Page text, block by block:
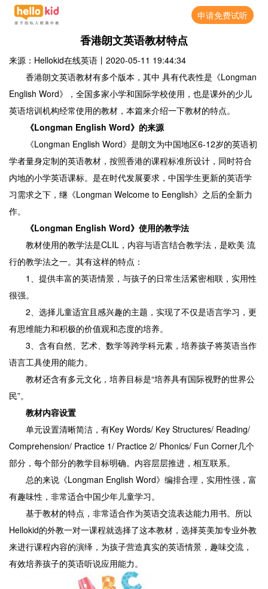
申请免费试听
香港朗文英语教材特点
来源：Hellokid在线英语 丨 2020-05-11 19:44:34
香港朗文英语教材有多个版本，其中 具有代表性是《Longman
English Word》，全国多家小学和国际学校使用，也是课外的少儿
英语培训机构经常使用的教材，本篇来介绍一下教材的特点。
《Longman English Word》的来源
《Longman English Word》是朗文为中国地区6-12岁的英语初
学者量身定制的英语教材，按照香港的课程标准所设计，同时符合
内地的小学英语课标。是在时代发展要求，中国学生更新的英语学
习需求之下，继《Longman Welcome to Eenglish》之后的全新力
作。
《Longman English Word》使用的教学法
教材使用的教学法是CLIL，内容与语言结合教学法，是欧美 流
行的教学法之一。其有这样的特点：
1、提供丰富的英语情景，与孩子的日常生活紧密相联，实用性
很强。
2、选择儿童适宜且感兴趣的主题，实现了不仅是语言学习，更
有思维能力和积极的价值观和态度的培养。
3、含有自然、艺术、数学等跨学科元素，培养孩子将英语当作
语言工具使用的能力。
教材还含有多元文化，培养目标是“培养具有国际视野的世界公
民”。
教材内容设置
单元设置清晰简洁，有Key Words/ Key Structures/ Reading/
Comprehension/ Practice 1/ Practice 2/ Phonics/ Fun Corner几个
部分，每个部分的教学目标明确。内容层层推进，相互联系。
总的来说《Longman English Word》编排合理，实用性强，富
有趣味性，非常适合中国少年儿童学习。
基于教材的特点，非常适合作为英语交流表达能力用书。所以
Hellokid的外教一对一课程就选择了这本教材，选择英美加专业外教
来进行课程内容的演绎，为孩子营造真实的英语情景，趣味交流，
有效培养孩子的英语听说应用能力。